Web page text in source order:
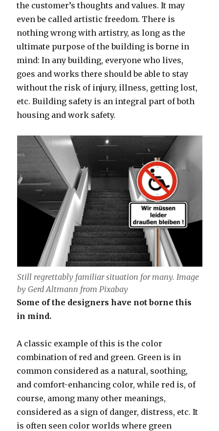
the customer’s thoughts and values. It may
even be called artistic freedom. There is
nothing wrong with artistry, as long as the
ultimate purpose of the building is borne in
mind: In any building, everyone who lives,
goes and works there should be able to stay
without the risk of injury, illness, getting lost,
etc. Building safety is an integral part of both
housing and work safety.
Still regrettably familiar situation for many. Image
by Gerd Altmann from Pixabay
Some of the designers have not borne this
in mind.
A classic example of this is the color
combination of red and green. Green is in
common considered as a natural, soothing,
and comfort-enhancing color, while red is, of
course, among many other meanings,
considered as a sign of danger, distress, etc. It
is often seen color worlds where green